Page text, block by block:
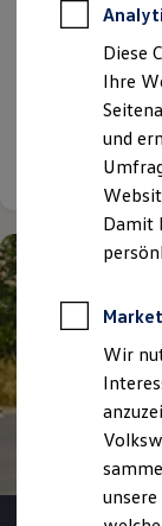
Anpfiff
Batterie
Der neue
Ab 266,00 €mtl.
Monate
Details
Diese
Ihre
und
Damit
Wir